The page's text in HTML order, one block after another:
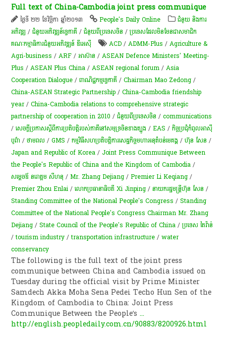
Full text of China-Cambodia joint press communique
ថ្ងៃទី ២២ ខែវិច្ឆិកា ឆ្នាំ២០១៣ People's Daily Online
ជំនួយ និងការ
អភិវឌ្ឍ /ជំនួយអភិវឌ្ឍន៍ទ្វេភាគី /ជំនួយពីប្រទេសចិន /ប្រទេសដែលមិនមែនជាសមាជិក
គណៈកម្មាធិការជំនួយអភិវឌ្ឍន៍ ឌីអេស៊ី
ACD /ADMM-Plus /Agriculture &
Agri-business /ARF /អាស៊ាន /ASEAN Defence Ministers' Meeting-
Plus /ASEAN Plus China /ASEAN regional forum /Asia
Cooperation Dialogue /ពាណិជ្ជកម្ម​ទ្វេ​ភាគី​ /Chairman Mao Zedong /
China-ASEAN Strategic Partnership /China-Cambodia friendship
year/China-Cambodia relations to comprehensive strategic
partnership of cooperation in 2010 /ជំនួយពីប្រទេសចិន /communications
/សេចក្តីប្រកាសស្តីពីការប្រតិបត្តិរបស់ភាគីនៅសមុទ្រចិនខាងត្បូង /EAS /​កិច្ច​ប្រជុំ​កំពូល​អាស៊ី
បូព៌ា /ថាមពល /GMS /កម្មវិធីសហប្រតិបត្តិការសេដ្ឋកិច្ចមហាអនុតំបន់មេគង្គ /ហ៊ុន សែន /
Japan and Republic of Korea /Joint Press Communique Between
the People's Republic of China and the Kingdom of Cambodia /
សម្ដេចឪ នរោត្តម សីហនុ /Mr. Zhang Dejiang /Premier Li Keqiang /
Premier Zhou Enlai /​លោក​ប្រធានាធិបតី​ Xi​ Jinping​ /នាយករដ្ឋមន្ត្រីហ៊ុន សែន /
Standing Committee of the National People's Congress /Standing
Committee of the National People's Congress Chairman Mr. Zhang
Dejiang /State Council of the People's Republic of China /ប្រទេស តៃវ៉ាន់
/tourism industry /transportation infrastructure /water
conservancy
The following is the full text of the joint press
communique between China and Cambodia issued on
Tuesday during the official visit by Prime Minister
Samdech Akka Moha Sena Pedei Techo Hun Sen of the
Kingdom of Cambodia to China: Joint Press
Communique Between the People’s...
http://english.peopledaily.com.cn/90883/8200926.html